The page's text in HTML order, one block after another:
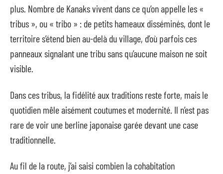
plus. Nombre de Kanaks vivent dans ce qu’on appelle les «
tribus », ou « tribo » : de petits hameaux disséminés, dont le
territoire s’étend bien au-delà du village, d’où parfois ces
panneaux signalant une tribu sans qu’aucune maison ne soit
visible.
Dans ces tribus, la fidélité aux traditions reste forte, mais le
quotidien mêle aisément coutumes et modernité. Il n’est pas
rare de voir une berline japonaise garée devant une case
traditionnelle.
Au fil de la route, j’ai saisi combien la cohabitation